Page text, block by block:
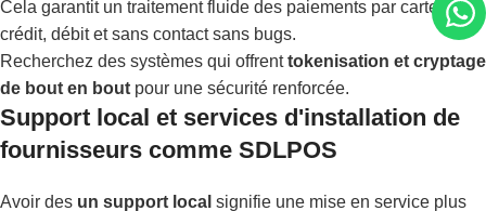
Cela garantit un traitement fluide des paiements par carte de
crédit, débit et sans contact sans bugs.
Recherchez des systèmes qui offrenttokenisation et cryptage
de bout en bout pour une sécurité renforcée.
Support local et services d'installation de
fournisseurs comme SDLPOS
Avoir des un support local signifie une mise en service plus